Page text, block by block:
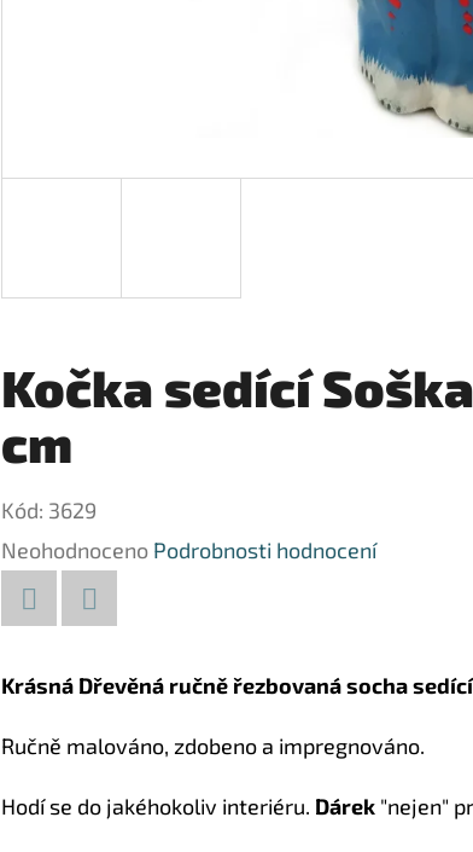
Kočka sedící
cm
Kód: 3629
Průměrné
hodnocení
produktu
z
Neohodnoceno Podrobnosti hodnocení
Krásná Dřevěná ručně řezbovaná socha
Ručně malováno, zdobeno a impregnováno.
Hodí se do jakéhokoliv interiéru. Dárek "nejen"